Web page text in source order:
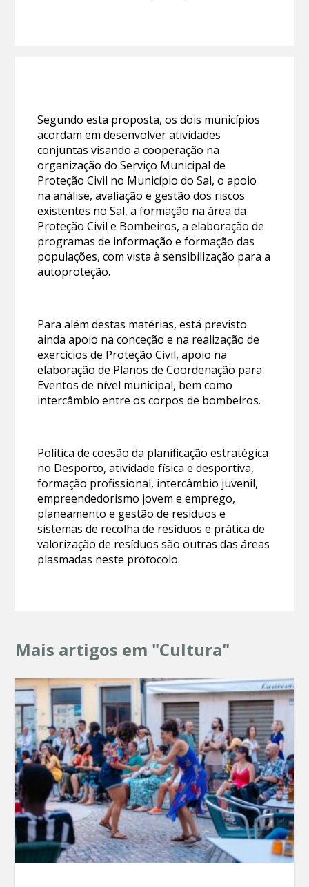
Segundo esta proposta, os dois municípios
acordam em desenvolver atividades
conjuntas visando a cooperação na
organização do Serviço Municipal de
Proteção Civil no Município do Sal, o apoio
na análise, avaliação e gestão dos riscos
existentes no Sal, a formação na área da
Proteção Civil e Bombeiros, a elaboração de
programas de informação e formação das
populações, com vista à sensibilização para a
autoproteção.
Para além destas matérias, está previsto
ainda apoio na conceção e na realização de
exercícios de Proteção Civil, apoio na
elaboração de Planos de Coordenação para
Eventos de nível municipal, bem como
intercâmbio entre os corpos de bombeiros.
Política de coesão da planificação estratégica
no Desporto, atividade física e desportiva,
formação profissional, intercâmbio juvenil,
empreendedorismo jovem e emprego,
planeamento e gestão de resíduos e
sistemas de recolha de resíduos e prática de
valorização de resíduos são outras das áreas
plasmadas neste protocolo.
Mais artigos em "Cultura"